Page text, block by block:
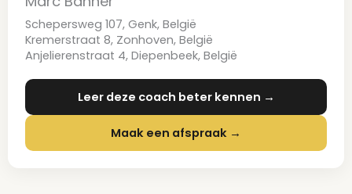
Schepersweg 107, Genk, België
Kremerstraat 8, Zonhoven, België
Anjelierenstraat 4, Diepenbeek, België
Leer deze coach beter kennen →
Maak een afspraak →